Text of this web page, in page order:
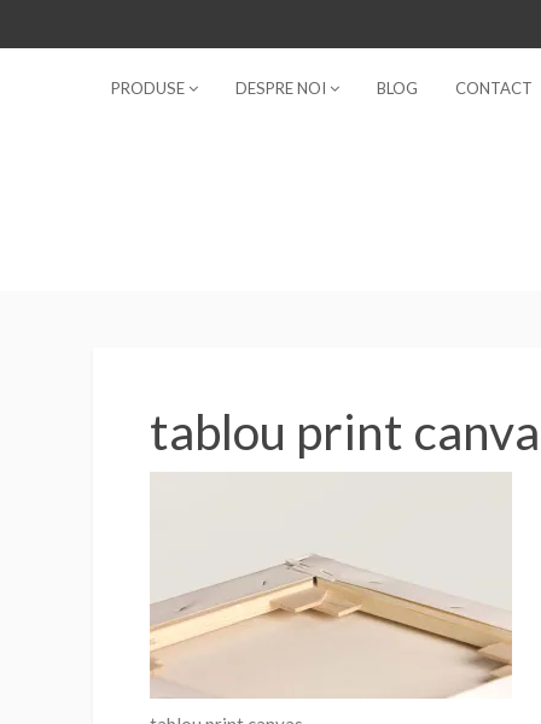
PRODUSE DESPRE NOI BLOG CONTACT
tablou print